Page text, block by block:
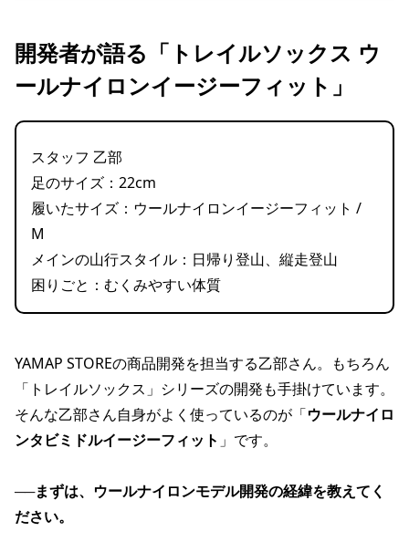
開発者が語る「トレイルソックス ウ
ールナイロンイージーフィット」
スタッフ 乙部
足のサイズ：22cm
履いたサイズ：ウールナイロンイージーフィット /
M
メインの山行スタイル：日帰り登山、縦走登山
困りごと：むくみやすい体質
YAMAP STOREの商品開発を担当する乙部さん。もちろん
「トレイルソックス」シリーズの開発も手掛けています。
そんな乙部さん自身がよく使っているのが「ウールナイロ
ンタビミドルイージーフィット 」です。
──まずは、ウールナイロンモデル開発の経緯を教えてく
ださい。